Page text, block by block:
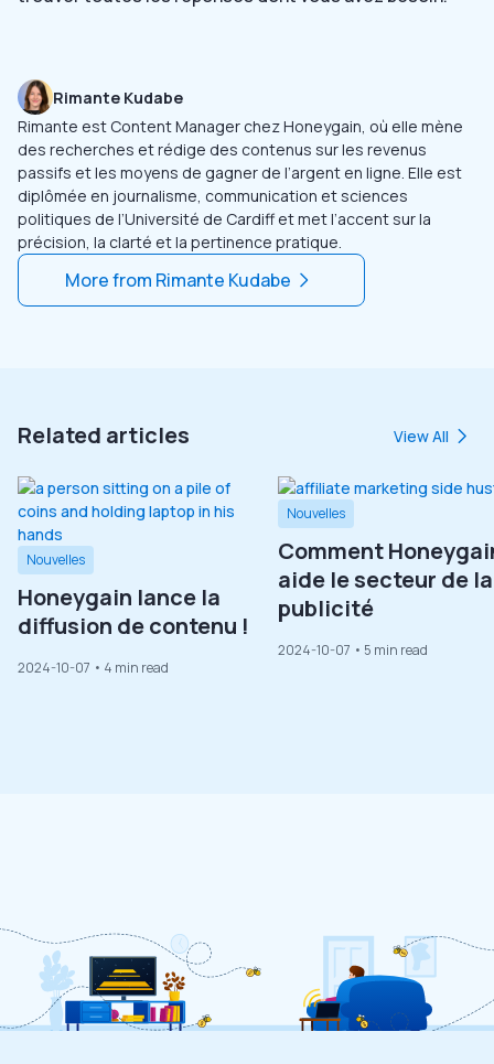
Rimante Kudabe
Rimante est Content Manager chez Honeygain, où elle mène
des recherches et rédige des contenus sur les revenus
passifs et les moyens de gagner de l’argent en ligne. Elle est
diplômée en journalisme, communication et sciences
politiques de l’Université de Cardiff et met l’accent sur la
précision, la clarté et la pertinence pratique.
More from Rimante Kudabe
Related articles View All
Nouvelles
Honeygain lance la
diffusion de contenu !
2024-10-07 • 4 min read
Nouvelles
Comment
aide le secteur de la
publicité
2024-10-07 • 5 min read